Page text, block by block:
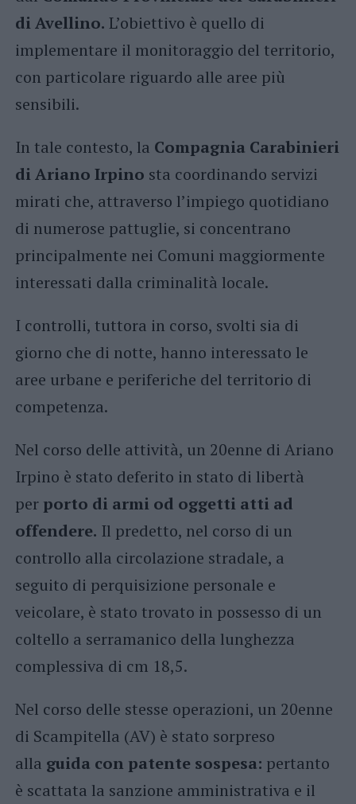
di Avellino. L’obiettivo è quello di
implementare il monitoraggio del territorio,
con particolare riguardo alle aree più
sensibili.
In tale contesto, la Compagnia Carabinieri
di Ariano Irpino sta coordinando servizi
mirati che, attraverso l’impiego quotidiano
di numerose pattuglie, si concentrano
principalmente nei Comuni maggiormente
interessati dalla criminalità locale.
I controlli, tuttora in corso, svolti sia di
giorno che di notte, hanno interessato le
aree urbane e periferiche del territorio di
competenza.
Nel corso delle attività, un 20enne di Ariano
Irpino è stato deferito in stato di libertà
per porto di armi od oggetti atti ad
offendere. Il predetto, nel corso di un
controllo alla circolazione stradale, a
seguito di perquisizione personale e
veicolare, è stato trovato in possesso di un
coltello a serramanico della lunghezza
complessiva di cm 18,5.
Nel corso delle stesse operazioni, un 20enne
di Scampitella (AV) è stato sorpreso
alla guida con patente sospesa: pertanto
è scattata la sanzione amministrativa e il